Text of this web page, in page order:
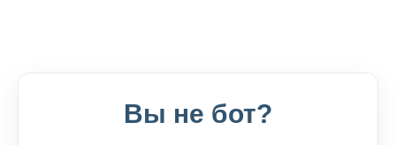
Вы не бот?